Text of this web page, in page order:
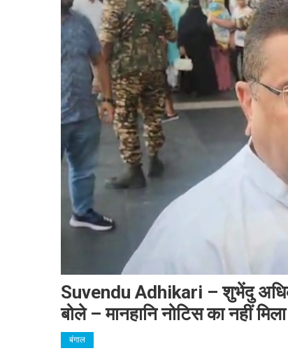
Suvendu Adhikari – शुभेंदु
बोले – मानहानि नोटिस का नहीं
बंगाल